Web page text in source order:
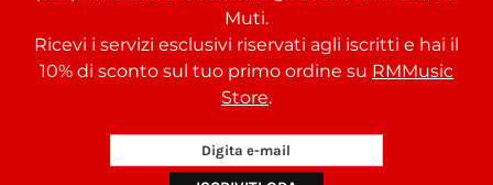
Muti.
Ricevi i servizi esclusivi riservati agli iscritti e hai il
10% di sconto sul tuo primo ordine su RMMusic
Store.